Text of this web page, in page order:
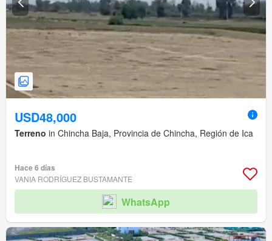
USD48,000
Terreno in Chincha Baja, Provincia de Chincha, Región de Ica
Hace 6 días
VANIA RODRÍGUEZ BUSTAMANTE
WhatsApp